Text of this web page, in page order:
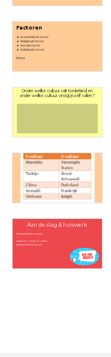
Factoren
Economische factor
Religieuze factor
Sociale factor
Individuele factor
(Pinto)
Onder welke cultuur valt Nederland en
onder welke cultuur vind jij jezelf vallen?
Aan de slag & huiswerk
Deelopdrachten in canvas
Opdracht: F-cultuur / G- cultuur +
Wat past het beste bij jou?